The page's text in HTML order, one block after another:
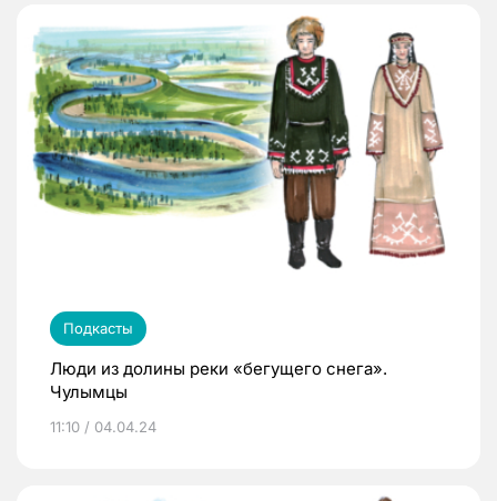
Подкасты
Люди из долины реки «бегущего снега».
Чулымцы
11:10 / 04.04.24